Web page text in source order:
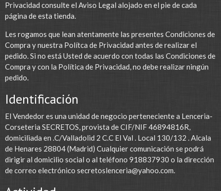
Privacidad consulte el Aviso Legal alojado en el pie de cada
página de esta tienda.
Les rogamos que lean atentamente las presentes Condiciones de
Compra y nuestra Polítca de Privacidad antes de realizar el
pedido. Si no está Usted de acuerdo con todas las Condiciones de
Compra y con la Política de Privacidad, no debe realizar ningún
pedido.
Identificación
El Vendedor es una unidad de negocio perteneciente a Lenceria-
Corseteria SECRETOS, provista de CIF/NIF 46894816R,
domiciliada en .C/Valladolid 2 C.C El Val . Local 130/132 . Alcala
de Henares 28804 (Madrid) Cualquier comunicación se podrá
dirigir al domicilio social o al teléfono 918837930 o la dirección
de correo electrónico secretoslenceria@yahoo.com.